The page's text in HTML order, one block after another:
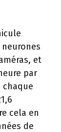
et
par
chaque
cela en
de